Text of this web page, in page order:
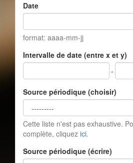
Date
format: aaaa-mm-jj
Intervalle de date (entre x et y)
-
Source périodique (choisir)
Cette liste n'est pas exhaustive.
complète, cliquez ici.
Source périodique (écrire)